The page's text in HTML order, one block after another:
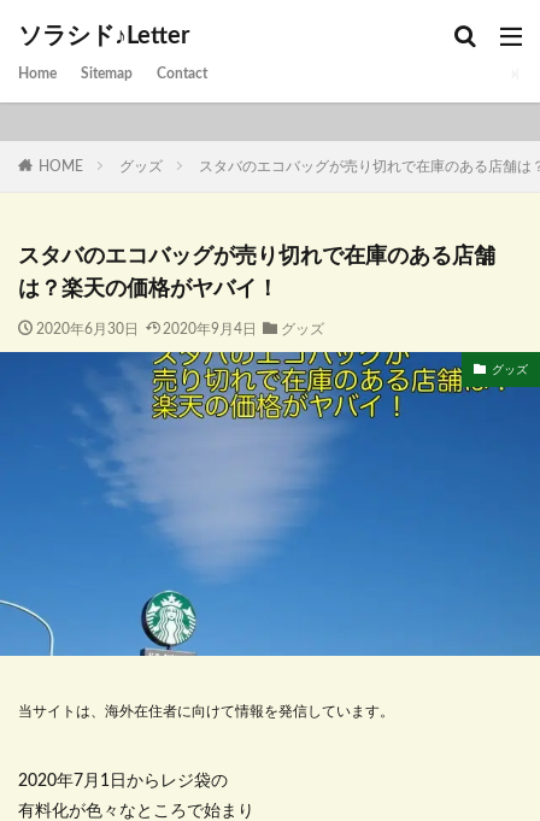
ソラシド♪Letter
Home Sitemap Contact
HOME グッズ スタバのエコバッグが売り切れで在庫のある店舗は
スタバのエコバッグが売り切れで在庫のある店舗
は？楽天の価格がヤバイ！
2020年6月30日 2020年9月4日 グッズ
グッズ
当サイトは、海外在住者に向けて情報を発信しています。
2020年7月1日からレジ袋の
有料化が色々なところで始まり